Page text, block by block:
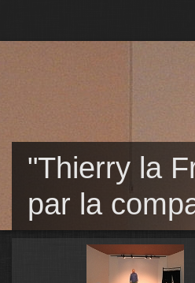
"Thierry la
par la